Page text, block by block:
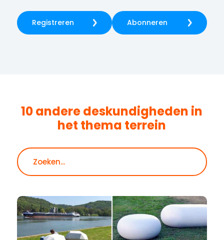
Registreren Abonneren
10 andere deskundigheden in
het thema terrein